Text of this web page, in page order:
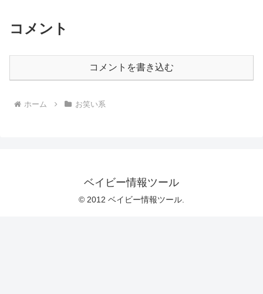
コメント
コメントを書き込む
ホーム お笑い系
ベイビー情報ツール
© 2012 ベイビー情報ツール.